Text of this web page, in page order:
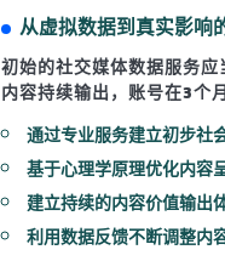
从虚拟数据到真实影响
初始的社交媒体数据服务应
内容持续输出，账号在3个
通过专业服务建立初步社
基于心理学原理优化内容
建立持续的内容价值输出
利用数据反馈不断调整内